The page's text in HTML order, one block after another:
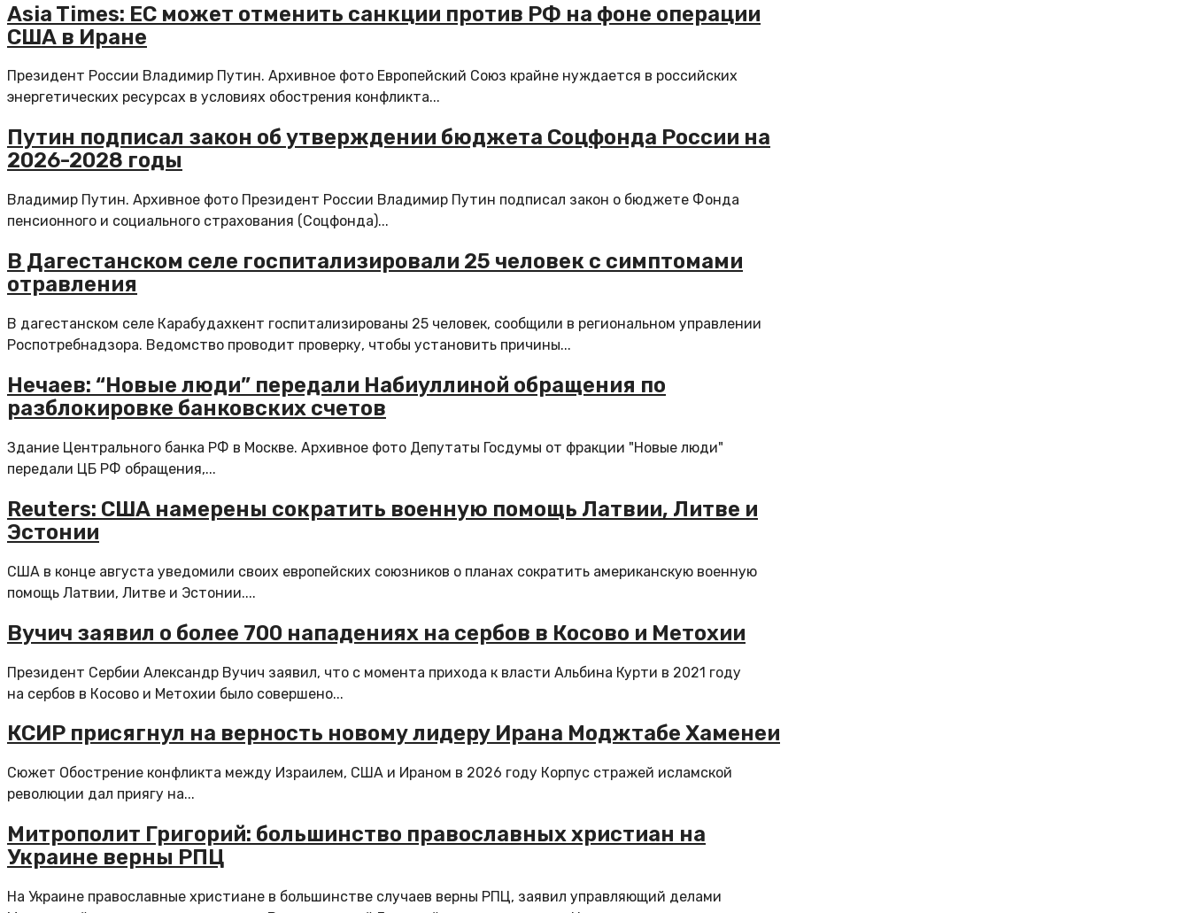
Asia Times: ЕС может отменить санкции против РФ на фоне операции
США в Иране
Президент России Владимир Путин. Архивное фото Европейский Союз крайне нуждается в российских
энергетических ресурсах в условиях обострения конфликта...
Путин подписал закон об утверждении бюджета Соцфонда России на
2026-2028 годы
Владимир Путин. Архивное фото Президент России Владимир Путин подписал закон о бюджете Фонда
пенсионного и социального страхования (Соцфонда)...
В Дагестанском селе госпитализировали 25 человек с симптомами
отравления
В дагестанском селе Карабудахкент госпитализированы 25 человек, сообщили в региональном управлении
Роспотребнадзора. Ведомство проводит проверку, чтобы установить причины...
Нечаев: “Новые люди” передали Набиуллиной обращения по
разблокировке банковских счетов
Здание Центрального банка РФ в Москве. Архивное фото Депутаты Госдумы от фракции "Новые люди"
передали ЦБ РФ обращения,...
Reuters: США намерены сократить военную помощь Латвии, Литве и
Эстонии
США в конце августа уведомили своих европейских союзников о планах сократить американскую военную
помощь Латвии, Литве и Эстонии....
Вучич заявил о более 700 нападениях на сербов в Косово и Метохии
Президент Сербии Александр Вучич заявил, что с момента прихода к власти Альбина Курти в 2021 году
на сербов в Косово и Метохии было совершено...
КСИР присягнул на верность новому лидеру Ирана Моджтабе Хаменеи
Сюжет Обострение конфликта между Израилем, США и Ираном в 2026 году Корпус стражей исламской
революции дал приягу на...
Митрополит Григорий: большинство православных христиан на
Украине верны РПЦ
На Украине православные христиане в большинстве случаев верны РПЦ, заявил управляющий делами